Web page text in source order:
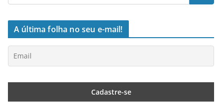
A última folha no seu e-mail!